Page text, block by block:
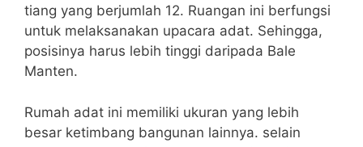
tiang yang berjumlah 12. Ruangan ini berfungsi
untuk melaksanakan upacara adat. Sehingga,
posisinya harus lebih tinggi daripada Bale
Manten.
Rumah adat ini memiliki ukuran yang lebih
besar ketimbang bangunan lainnya. selain